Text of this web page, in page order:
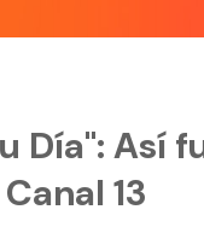
Día": Así
13